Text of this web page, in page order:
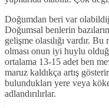
Doğumdan beri var
Doğumsal benlerin
gelişme olasılığı vardır.
olması onun iyi huylu
ortalama 13-15 adet ben
maruz kaldıkça artış
bulundukları yere veya
adlandırılırlar.